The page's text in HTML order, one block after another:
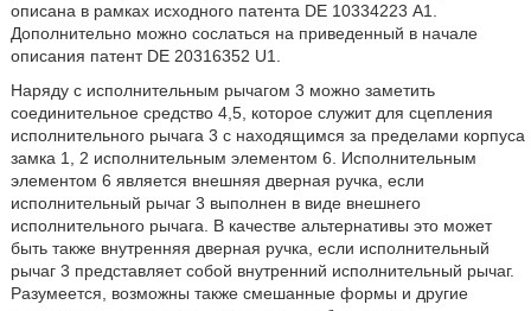
описана в рамках исходного патента DE 10334223 А1.
Дополнительно можно сослаться на приведенный в начале
описания патент DE 20316352 U1.
Наряду с исполнительным рычагом 3 можно заметить
соединительное средство 4,5, которое служит для сцепления
исполнительного рычага 3 с находящимся за пределами корпуса
замка 1, 2 исполнительным элементом 6. Исполнительным
элементом 6 является внешняя дверная ручка, если
исполнительный рычаг 3 выполнен в виде внешнего
исполнительного рычага. В качестве альтернативы это может
быть также внутренняя дверная ручка, если исполнительный
рычаг 3 представляет собой внутренний исполнительный рычаг.
Разумеется, возможны также смешанные формы и другие